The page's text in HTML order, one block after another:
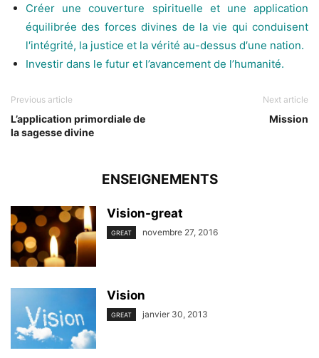
Créer une couverture spirituelle et une application
équilibrée des forces divines de la vie qui conduisent
l′intégrité, la justice et la vérité au-dessus d′une nation.
Investir dans le futur et l’avancement de l’humanité.
Previous article
L’application primordiale de
la sagesse divine
Next article
Mission
ENSEIGNEMENTS
Vision-great
GREAT novembre 27, 2016
Vision
GREAT janvier 30, 2013